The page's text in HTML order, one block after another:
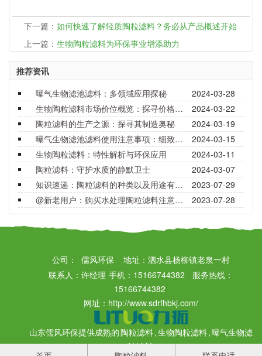
下一篇： 如何快速了解轻质陶粒滤料？务必从产品概述开始
上一篇： 生物陶粒滤料为环保事业增添助力
推荐资讯
曝气生物滤池滤料：多领域应用探秘
2024-03-28
生物陶粒滤料市场价位概览：探寻价格背后的价值与选择
2024-03-22
陶粒滤料的生产之源：探寻其制造奥秘
2024-03-19
曝气生物滤池滤料使用注意事项：细致呵护，确保效能
2024-03-15
生物陶粒滤料：特性解析与环保应用
2024-03-11
陶粒滤料：守护水质的静默卫士
2024-03-07
知识速递：陶粒滤料的种类以及用途有哪些？
2023-07-29
@新老用户：购买水处理陶粒滤料注意事项要了解！
2023-07-28
公司： 儒风环保
地址：泗水县杨柳镇老泉一村
联系人：许经理 手机：15166744382 服务热线：
15166744382
网址：http://www.sdrfhbkj.com/
山东儒风环保提供成熟的陶粒滤料,生物陶粒滤料,曝气生物滤
池滤料